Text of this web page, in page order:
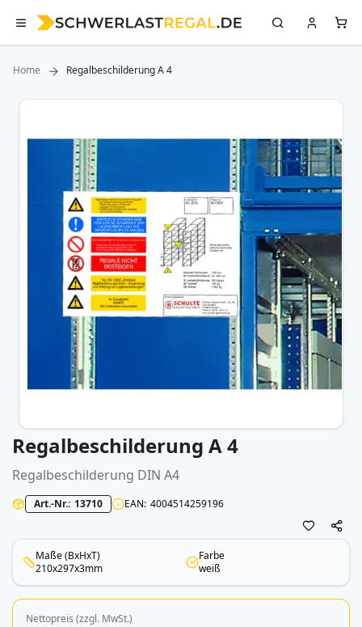
Home Regalbeschilderung A 4
Zum
Zum
Anfang
der
springen
Regalbeschilderung A 4
Regalbeschilderung DIN A4
Art.-Nr. 13710 EAN 4004514259196
Maße (BxHxT)
210x297x3mm
Farbe
weiß
Nettopreis (zzgl. MwSt.)